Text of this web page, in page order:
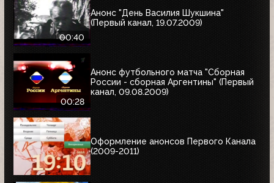
00:40
Анонс "День Василия Шукшина"
(Первый канал, 19.07.2009)
00:28
Анонс футбольного матча "Сборная
России - сборная Аргентины" (Первый
канал, 09.08.2009)
Оформление анонсов Первого Канала
(2009-2011)